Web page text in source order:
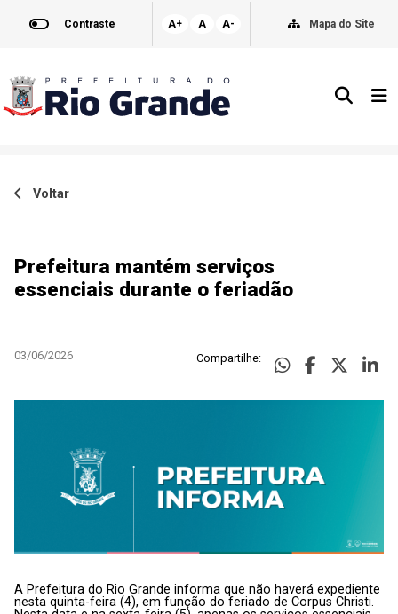
Contraste A+ A A- Mapa do Site
Voltar
Prefeitura mantém serviços
essenciais durante o feriadão
03/06/2026 Compartilhe:
A Prefeitura do Rio Grande informa que não haverá expediente
nesta quinta-feira (4), em função do feriado de Corpus Christi.